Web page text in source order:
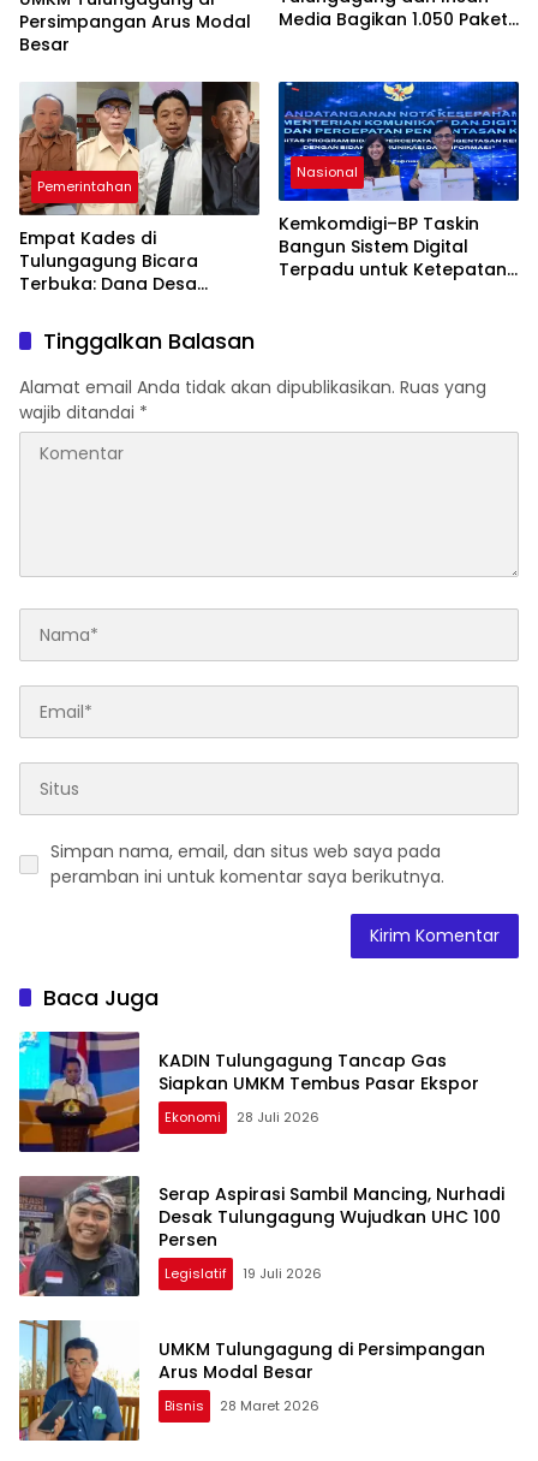
Persimpangan Arus Modal
Besar
Media Bagikan 1.050 Paket
Pemerintahan
Empat Kades di
Tulungagung Bicara
Terbuka: Dana Desa
Desa Nyaris Mati
Nasional
Kemkomdigi–BP Taskin
Bangun Sistem Digital
Terpadu untuk Ketepatan
Tinggalkan Balasan
Alamat email Anda tidak akan dipublikasikan. Ruas yang
wajib ditandai *
Simpan nama, email, dan situs web saya pada
peramban ini untuk komentar saya berikutnya.
Baca Juga
KADIN Tulungagung Tancap Gas
Siapkan UMKM Tembus Pasar Ekspor
Ekonomi 28 Juli 2026
Serap Aspirasi Sambil Mancing, Nurhadi
Desak Tulungagung Wujudkan UHC 100
Persen
Legislatif 19 Juli 2026
UMKM Tulungagung di Persimpangan
Arus Modal Besar
Bisnis 28 Maret 2026